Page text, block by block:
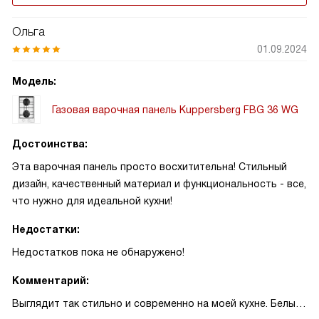
Ольга
01.09.2024
Модель:
Газовая варочная панель Kuppersberg FBG 36 WG
Достоинства:
Эта варочная панель просто восхитительна! Стильный
дизайн, качественный материал и функциональность - все,
что нужно для идеальной кухни!
Недостатки:
Недостатков пока не обнаружено!
Комментарий:
Выглядит так стильно и современно на моей кухне. Белый